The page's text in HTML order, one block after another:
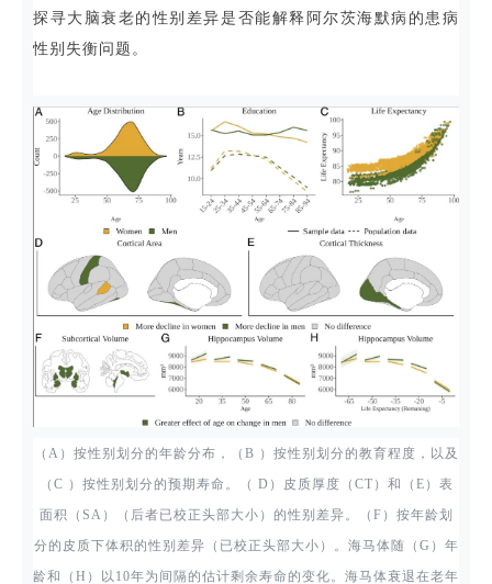
探寻大脑衰老的性别差异是否能解释阿尔茨海默病的患病
性别失衡问题。
（A）按性别划分的年龄分布，（B ）按性别划分的教育程度，以及
（C ）按性别划分的预期寿命。（ D）皮质厚度（CT）和（E）表
面积（SA）（后者已校正头部大小）的性别差异。（F）按年龄划
分的皮质下体积的性别差异（已校正头部大小）。海马体随（G）年
龄和（H）以10年为间隔的估计剩余寿命的变化。海马体衰退在老年